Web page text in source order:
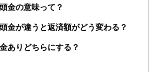
心に「お金や暮らし」に関する書籍・雑誌の編集経
成され、企画立案から記事掲載まですべての工程に
とで、読者目線のコンテンツを追求しています。
理士、宅地建物取引士、相続診断士、住宅ローンア
金の意味って？
金が違うと返済額がどう変わる？
ありどちらにする？